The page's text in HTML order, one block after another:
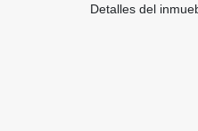
Detalles del